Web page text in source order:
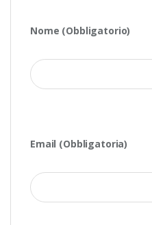
Nome (Obbligatorio)
Email (Obbligatoria)